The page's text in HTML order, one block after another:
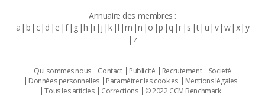
Annuaire des membres :
a b c d e f g h i j k l m n o p q r s t u v w x y
z
Qui sommes nous Contact Publicité Recrutement
Societé
Données personnelles
Paramétrer les cookies
Mentions légales
Tous les articles
Corrections © 2022 CCM Benchmark